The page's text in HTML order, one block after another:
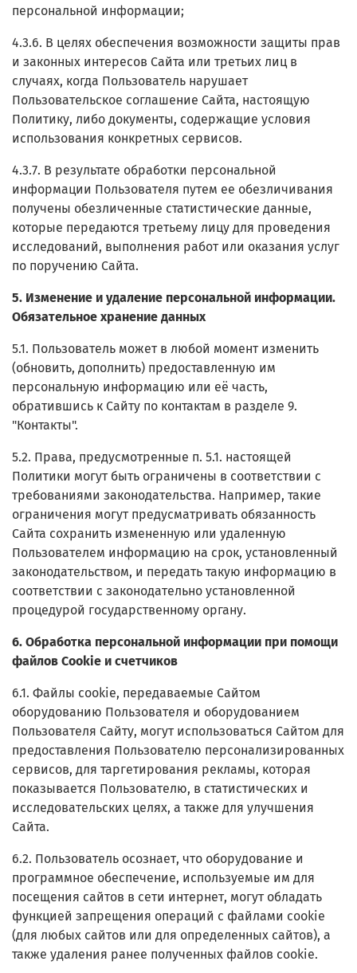
персональной информации;
4.3.6. В целях обеспечения возможности защиты прав
и законных интересов Сайта или третьих лиц в
случаях, когда Пользователь нарушает
Пользовательское соглашение Сайта, настоящую
Политику, либо документы, содержащие условия
использования конкретных сервисов.
4.3.7. В результате обработки персональной
информации Пользователя путем ее обезличивания
получены обезличенные статистические данные,
которые передаются третьему лицу для проведения
исследований, выполнения работ или оказания услуг
по поручению Сайта.
5. Изменение и удаление персональной информации.
Обязательное хранение данных
5.1. Пользователь может в любой момент изменить
(обновить, дополнить) предоставленную им
персональную информацию или её часть,
обратившись к Сайту по контактам в разделе 9.
"Контакты".
5.2. Права, предусмотренные п. 5.1. настоящей
Политики могут быть ограничены в соответствии с
требованиями законодательства. Например, такие
ограничения могут предусматривать обязанность
Сайта сохранить измененную или удаленную
Пользователем информацию на срок, установленный
законодательством, и передать такую информацию в
соответствии с законодательно установленной
процедурой государственному органу.
6. Обработка персональной информации при помощи
файлов Cookie и счетчиков
6.1. Файлы cookie, передаваемые Сайтом
оборудованию Пользователя и оборудованием
Пользователя Сайту, могут использоваться Сайтом для
предоставления Пользователю персонализированных
сервисов, для таргетирования рекламы, которая
показывается Пользователю, в статистических и
исследовательских целях, а также для улучшения
Сайта.
6.2. Пользователь осознает, что оборудование и
программное обеспечение, используемые им для
посещения сайтов в сети интернет, могут обладать
функцией запрещения операций с файлами cookie
(для любых сайтов или для определенных сайтов), а
также удаления ранее полученных файлов cookie.